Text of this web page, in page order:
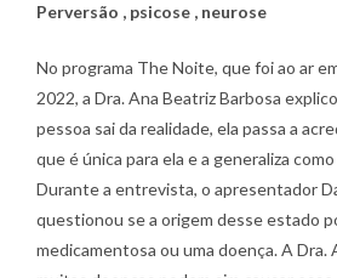
Perversão , psicose , neurose
No programa The Noite, que foi ao ar
2022, a Dra. Ana Beatriz Barbosa
pessoa sai da realidade, ela passa a
que é única para ela e a generaliza
Durante a entrevista, o apresentador
questionou se a origem desse estado
medicamentosa ou uma doença. A Dra.